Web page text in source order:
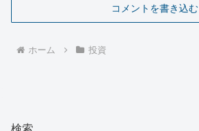
コメントを書き込む
ホーム 投資